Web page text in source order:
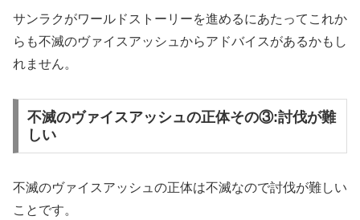
サンラクがワールドストーリーを進めるにあたってこれか
らも不滅のヴァイスアッシュからアドバイスがあるかもし
れません。
不滅のヴァイスアッシュの正体その③:討伐が難
しい
不滅のヴァイスアッシュの正体は不滅なので討伐が難しい
ことです。